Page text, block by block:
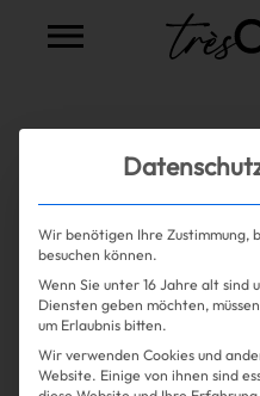
Shopping
Gossip
Alle Artikel
Mehr lesen
Wir benötigen Ihre Zustimmung,
besuchen können.
Wenn Sie unter 16 Jahre alt sind
Diensten geben möchten,
um Erlaubnis bitten.
Wir verwenden Cookies und
Website. Einige von ihnen sind